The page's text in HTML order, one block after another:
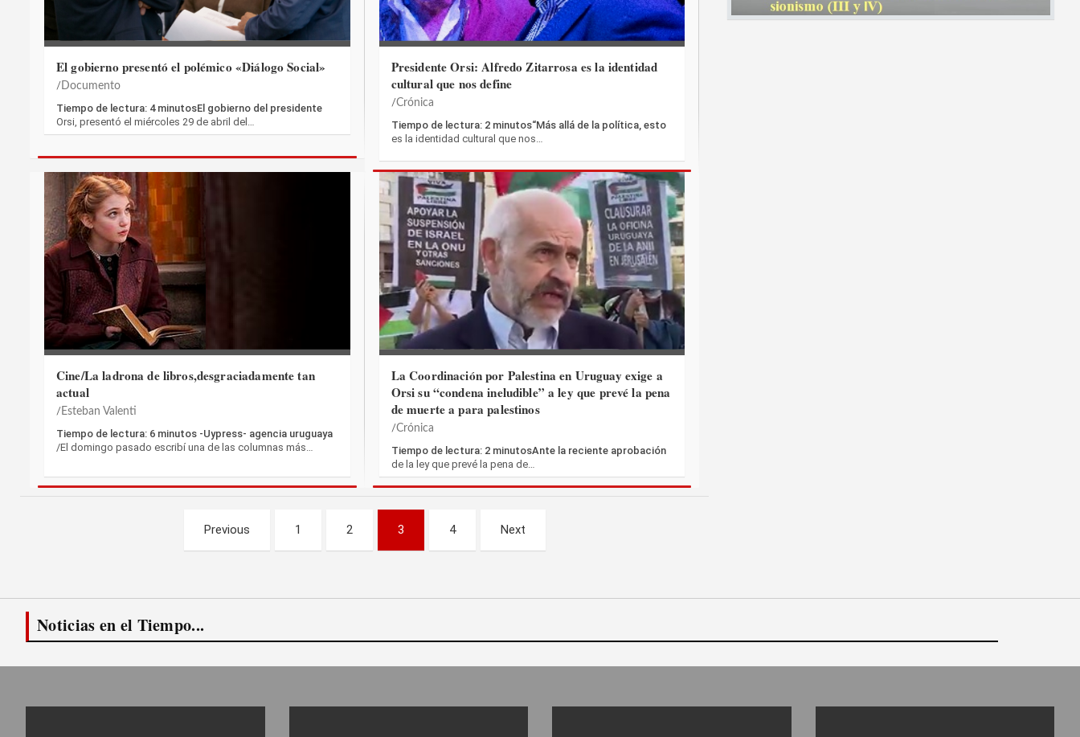
El gobierno presentó el polémico «Diálogo Social»
Documento
Tiempo de lectura: 4 minutosEl gobierno del presidente
Orsi, presentó el miércoles 29 de abril del…
Presidente Orsi: Alfredo Zitarrosa es la identidad
cultural que nos define
Crónica
Tiempo de lectura: 2 minutos“Más allá de la política, esto
es la identidad cultural que nos…
Cine/La ladrona de libros,desgraciadamente tan
actual
Esteban Valenti
Tiempo de lectura: 6 minutos -Uypress- agencia uruguaya
/El domingo pasado escribí una de las columnas más…
La Coordinación por Palestina en Uruguay exige a
Orsi su “condena ineludible” a ley que prevé la pena
de muerte a para palestinos
Crónica
Tiempo de lectura: 2 minutosAnte la reciente aprobación
de la ley que prevé la pena de…
entradas
Previous 1 2 3 4 Next
Noticias en el Tiempo...